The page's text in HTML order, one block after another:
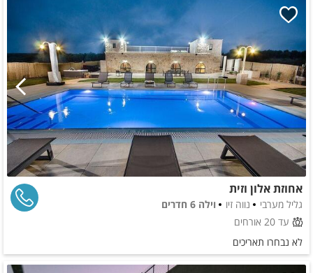
אחוזת אלון וזית
גליל מערבי נווה זיו
וילה 6 חדרים
עד 20 אורחים
לא נבחרו תאריכים